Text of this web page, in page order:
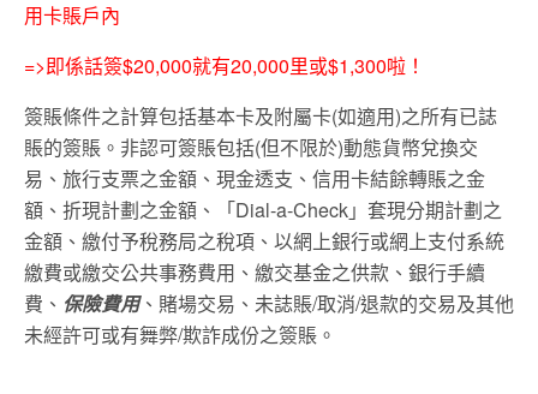
用卡賬戶內
=>即係話簽$20,000就有20,000里或$1,300啦！
簽賬條件之計算包括基本卡及附屬卡(如適用)之所有已誌
賬的簽賬。非認可簽賬包括(但不限於)動態貨幣兌換交
易、旅行支票之金額、現金透支、信用卡結餘轉賬之金
額、折現計劃之金額、「Dial-a-Check」套現分期計劃之
金額、繳付予稅務局之稅項、以網上銀行或網上支付系統
繳費或繳交公共事務費用、繳交基金之供款、銀行手續
費、 保險費用、賭場交易、未誌賬/取消/退款的交易及其他
未經許可或有舞弊/欺詐成份之簽賬。